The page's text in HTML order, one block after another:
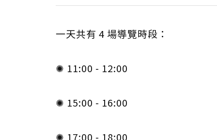
一天共有 4 場導覽時段：
✺ 11:00 - 12:00
✺ 15:00 - 16:00
✺ 17:00 - 18:00